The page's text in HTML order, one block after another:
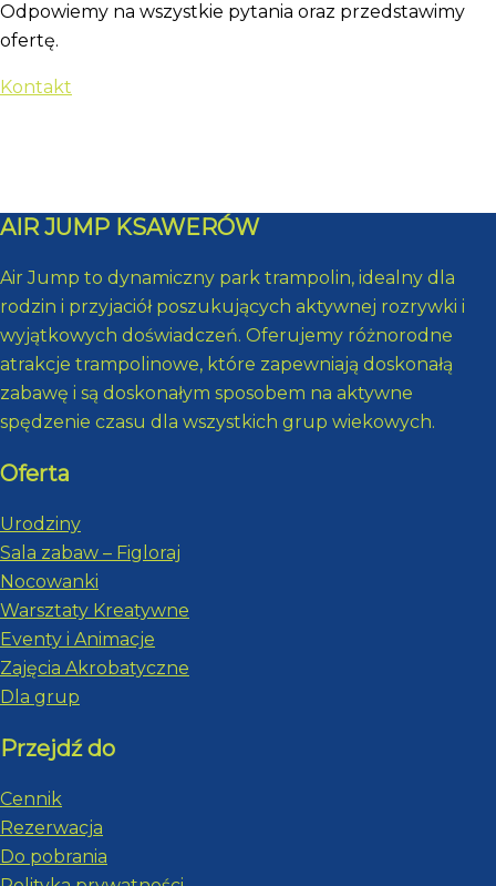
Odpowiemy na wszystkie pytania oraz przedstawimy
ofertę.
Kontakt
AIR JUMP KSAWERÓW
Air Jump to dynamiczny park trampolin, idealny dla
rodzin i przyjaciół poszukujących aktywnej rozrywki i
wyjątkowych doświadczeń. Oferujemy różnorodne
atrakcje trampolinowe, które zapewniają doskonałą
zabawę i są doskonałym sposobem na aktywne
spędzenie czasu dla wszystkich grup wiekowych.
Oferta
Urodziny
Sala zabaw – Figloraj
Nocowanki
Warsztaty Kreatywne
Eventy i Animacje
Zajęcia Akrobatyczne
Dla grup
Przejdź do
Cennik
Rezerwacja
Do pobrania